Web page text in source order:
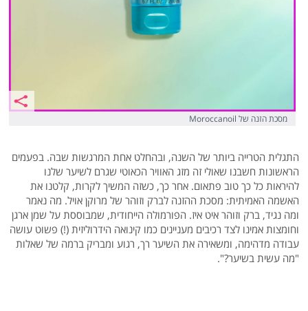
מסכת הזנה של Moroccanoil
התגלית הטרייה ביותר של השנה, ובהחלט אחת המרגשות שבה. בפעמים
הראשונות חשבנו שאולי זה מזג האוויר הכאוטי שגרם לשיער שלנו
להיראות כל כך טוב פתאום. אחר כך, כשזה המשיך לקרות, קלטנו את
האשמה האמיתית: מסכת ההזנה לברק וזוהר של מרוקן אויל. מה נאמר
ומה נגיד, ברק וזוהר איט איז. הפורמולה הייחודית, שמבוססת על שמן ארגן
וחומצות אמינו לצד רכיבים מעניינים כמו קינואה הידרוליזית (!) פשוט עושה
עבודה מדהימה, ומשאירה את השיער רך, רגוע ומבריק ברמה של שאלות
"מה עשית בשיער?".